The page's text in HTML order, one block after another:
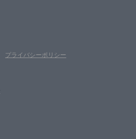
プライバシーポリシー